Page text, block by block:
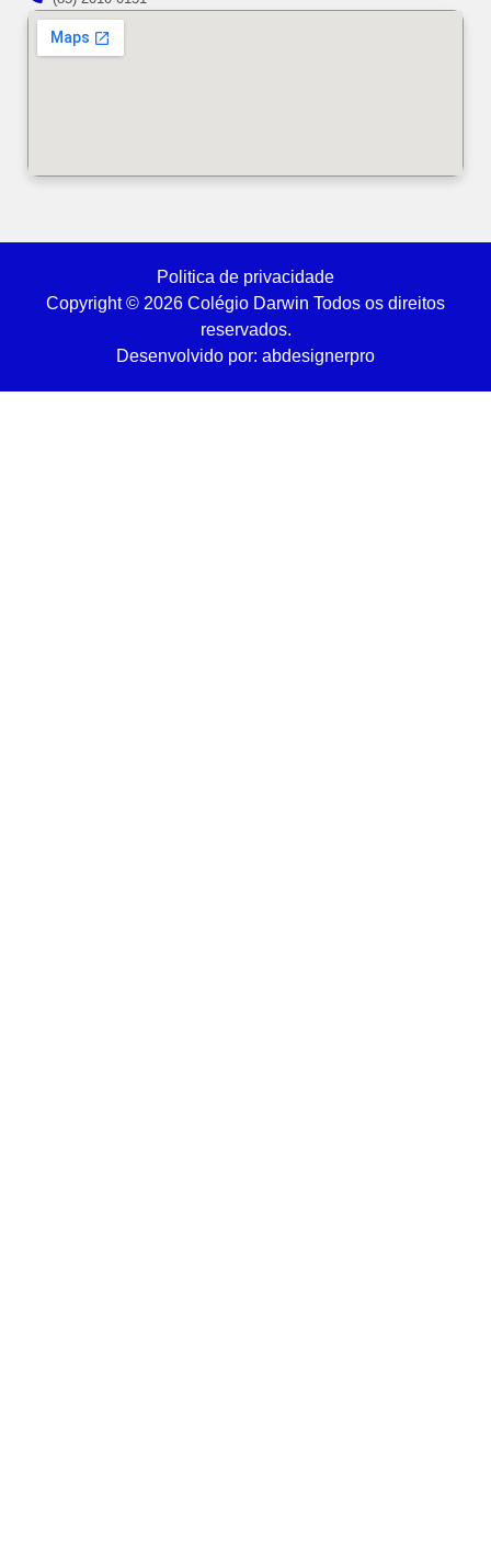
Politica de privacidade
Copyright © 2026 Colégio Darwin Todos os direitos
reservados.
Desenvolvido por: abdesignerpro